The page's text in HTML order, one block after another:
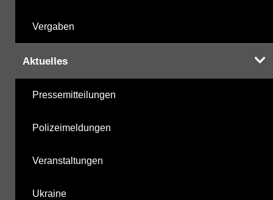
Vergaben
Aktuelles
Pressemitteilungen
Polizeimeldungen
Veranstaltungen
Ukraine